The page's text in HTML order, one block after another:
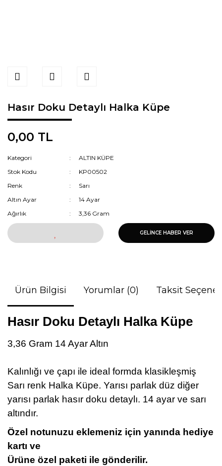
Hasır Doku Detaylı Halka Küpe
0,00 TL
Kategori
ALTIN KÜPE
Stok Kodu
KP00502
Renk
Sarı
Altın Ayar
14 Ayar
Ağırlık
3,36 Gram
GELİNCE HABER VER
Ürün Bilgisi Yorumlar (0) Taksit
Hasır Doku Detaylı Halka Küpe
3,36 Gram 14 Ayar Altın
Kalınlığı ve çapı ile ideal formda klasikleşmiş
Sarı renk Halka Küpe. Yarısı parlak düz diğer
yarısı parlak hasır doku detaylı. 14 ayar ve sarı
altındır.
Özel notunuzu eklemeniz için yanında hediye
kartı ve
Ürüne özel paketi ile gönderilir.